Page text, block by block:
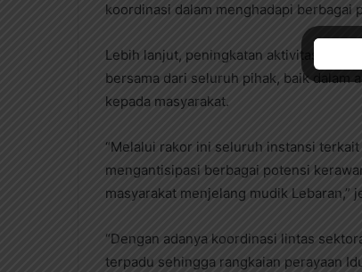
koordinasi dalam menghadapi berbagai
Lebih lanjut, peningkatan aktivitas
bersama dari seluruh pihak, baik dalam
kepada masyarakat.
“Melalui rakor ini seluruh instansi
mengantisipasi berbagai potensi
masyarakat menjelang mudik Lebaran,”
“Dengan adanya koordinasi lintas
terpadu sehingga rangkaian perayaan